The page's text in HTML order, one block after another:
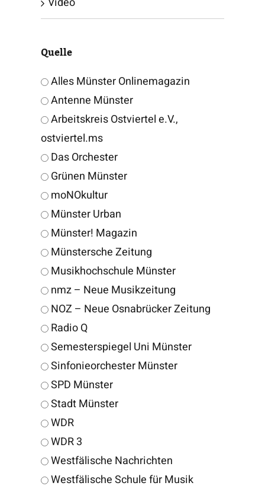
Quelle
Alles Münster Onlinemagazin
Antenne Münster
Arbeitskreis Ostviertel e.V.,
ostviertel.ms
Das Orchester
Grünen Münster
moNOkultur
Münster Urban
Münster! Magazin
Münstersche Zeitung
Musikhochschule Münster
nmz – Neue Musikzeitung
NOZ – Neue Osnabrücker Zeitung
Radio Q
Semesterspiegel Uni Münster
Sinfonieorchester Münster
SPD Münster
Stadt Münster
WDR
WDR 3
Westfälische Nachrichten
Westfälische Schule für Musik